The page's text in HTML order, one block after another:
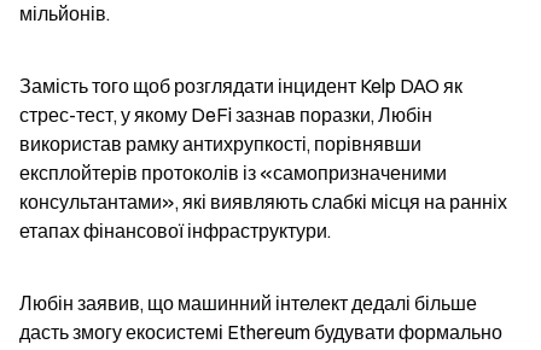
мільйонів.
Замість того щоб розглядати інцидент Kelp DAO як
стрес-тест, у якому DeFi зазнав поразки, Любін
використав рамку антихрупкості, порівнявши
експлойтерів протоколів із «самопризначеними
консультантами», які виявляють слабкі місця на ранніх
етапах фінансової інфраструктури.
Любін заявив, що машинний інтелект дедалі більше
дасть змогу екосистемі Ethereum будувати формально